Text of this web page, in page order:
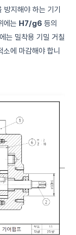
방지해야 하는 기기
에는 H7/g6등의
는 밀착용 기밀 거칠
에 마감해야 합니